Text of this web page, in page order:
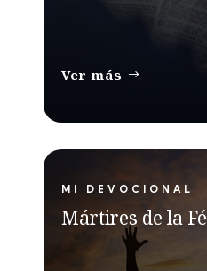
Ver más
MI DEVOCIONAL
Mártires de la Fé